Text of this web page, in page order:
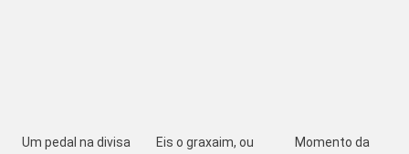
Um pedal na divisa
Eis o graxaim, ou
Momento da